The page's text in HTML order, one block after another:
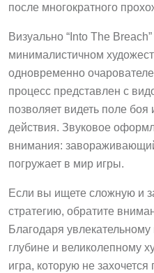
после многократного
Визуально “Into The
минималистичном
одновременно
процесс представлен с
позволяет видеть поле боя
действия. Звуковое
внимания:
погружает в мир игры.
Если вы ищете сложную и
стратегию, обратите
Благодаря
глубине и великолепному
игра, которую не захочется